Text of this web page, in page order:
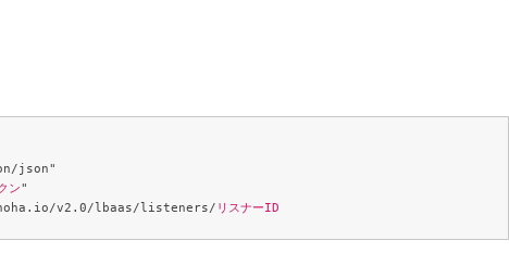
json"
ン"
v2.0/lbaas/listeners/ リスナーID